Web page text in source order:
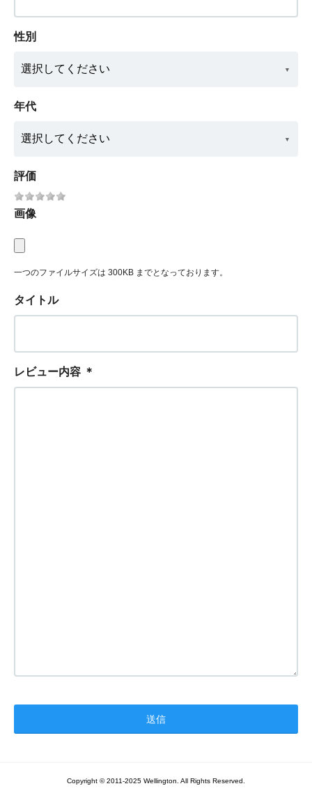
性別
年代
評価
画像
一つのファイルサイズは 300KB までとなっております。
タイトル
レビュー内容 ＊
Copyright © 2011-2025 Wellington. All Rights Reserved.